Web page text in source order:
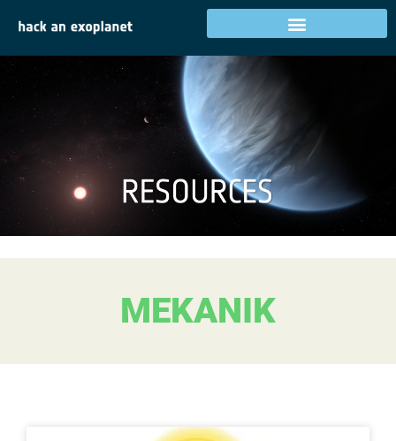
MEKANIK